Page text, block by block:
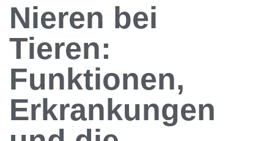
Nieren bei
Tieren:
Funktionen,
Erkrankungen